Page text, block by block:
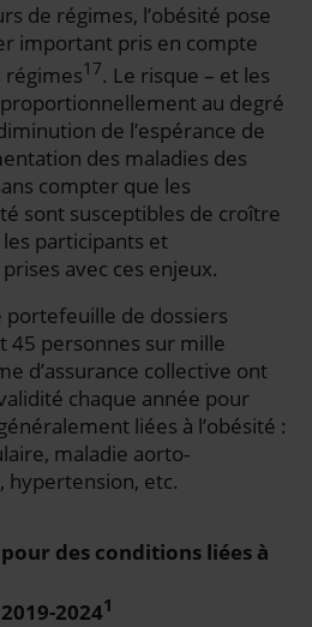
de régimes, l’obésité pose
important pris en compte
régimes17. Le risque – et les
au degré
de l’espérance de
des maladies des
compter que les
sont susceptibles de croître
participants et
avec ces enjeux.
portefeuille de dossiers
45 personnes sur mille
d’assurance collective ont
chaque année pour
liées à l’obésité :
maladie aorto-
hypertension, etc.
des conditions liées à
20241